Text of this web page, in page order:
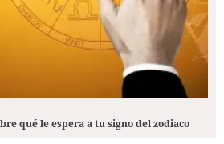
qué le espera a tu signo del zodiaco